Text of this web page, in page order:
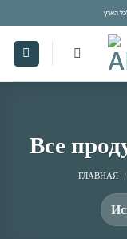
to
content
Все
ГЛАВНАЯ /